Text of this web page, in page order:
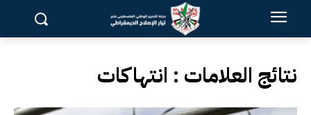
نتائج العلامات : انتهاكات